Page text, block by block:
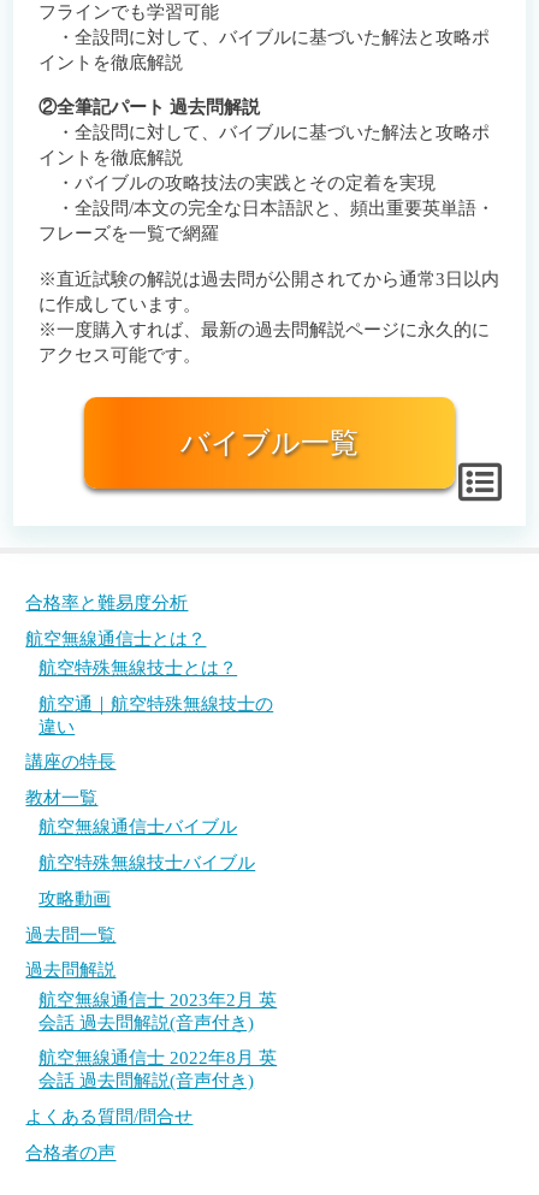
フラインでも学習可能
・全設問に対して、バイブルに基づいた解法と攻略ポ
イントを徹底解説
②全筆記パート 過去問解説
・全設問に対して、バイブルに基づいた解法と攻略ポ
イントを徹底解説
・バイブルの攻略技法の実践とその定着を実現
・全設問/本文の完全な日本語訳と、頻出重要英単語・
フレーズを一覧で網羅
※直近試験の解説は過去問が公開されてから通常3日以内
に作成しています。
※一度購入すれば、最新の過去問解説ページに永久的に
アクセス可能です。
バイブル一覧
合格率と難易度分析
航空無線通信士とは？
航空特殊無線技士とは？
航空通｜航空特殊無線技士の
違い
講座の特長
教材一覧
航空無線通信士バイブル
航空特殊無線技士バイブル
攻略動画
過去問一覧
過去問解説
航空無線通信士 2023年2月 英
会話 過去問解説(音声付き)
航空無線通信士 2022年8月 英
会話 過去問解説(音声付き)
よくある質問/問合せ
合格者の声